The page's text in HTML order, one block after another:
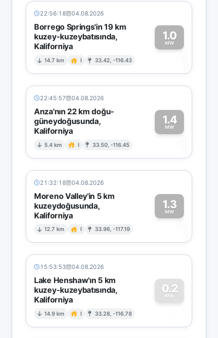
22:56:18 04.08.2026
Borrego Springs'in 19 km
kuzey-kuzeybatısında,
Kaliforniya
14.7 km I 33.42, -116.43
1.0
MW
1
22:45:57 04.08.2026
Anza'nın 22 km doğu-
güneydoğusunda,
Kaliforniya
5.4 km I 33.50, -116.45
1.4
MW
1
21:32:18 04.08.2026
Moreno Valley'in 5 km
kuzeydoğusunda,
Kaliforniya
12.7 km I 33.96, -117.19
1.3
MW
1
15:53:53 04.08.2026
Lake Henshaw'ın 5 km
kuzey-kuzeybatısında,
Kaliforniya
14.9 km I 33.28, -116.78
0.2
MW
0